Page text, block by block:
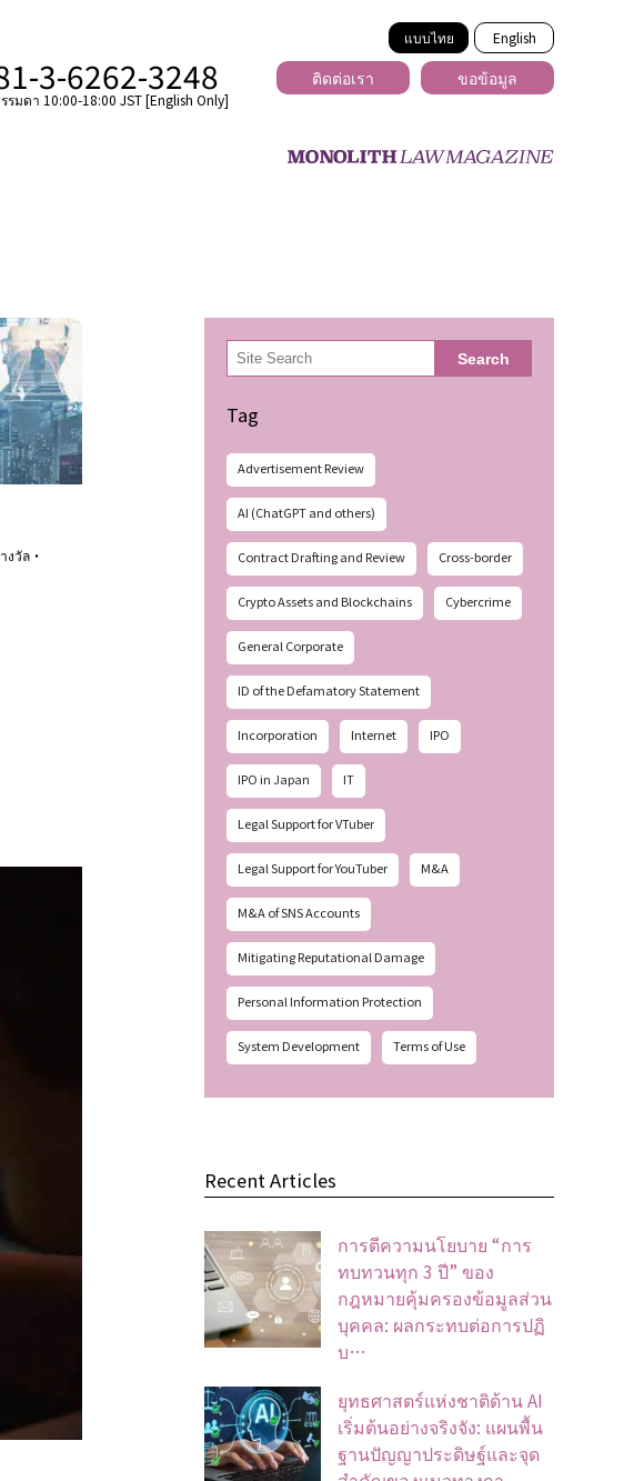
แบบไทย English
3-6262-3248
รมดา 10:00-18:00 JST [English Only]
ติดต่อเรา ขอข้อมูล
ยต่อชื่อเสียง
วหาที่เป็นการใส่ร้าย
วัล・
検
索 Search
Tag
Advertisement Review
AI (ChatGPT and others)
Contract Drafting and Review Cross-border
Crypto Assets and Blockchains Cybercrime
General Corporate
ID of the Defamatory Statement
Incorporation Internet IPO
IPO in Japan IT
Legal Support for VTuber
Legal Support for YouTuber M&A
M&A of SNS Accounts
Mitigating Reputational Damage
Personal Information Protection
System Development Terms of Use
Recent Articles
การตีความนโยบาย “การ
ทบทวนทุก 3 ปี” ของ
กฎหมายคุ้มครองข้อมูลส่วน
บุคคล: ผลกระทบต่อการปฏิ
บ…
ยุทธศาสตร์แห่งชาติด้าน AI
เริ่มต้นอย่างจริงจัง: แผนพื้น
ฐานปัญญาประดิษฐ์และจุด